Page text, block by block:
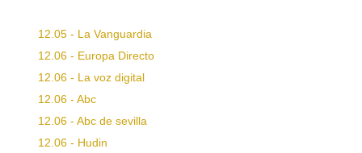
12.05 - La Vanguardia
12.06 - Europa Directo
12.06 - La voz digital
12.06 - Abc
12.06 - Abc de sevilla
12.06 - Hudin